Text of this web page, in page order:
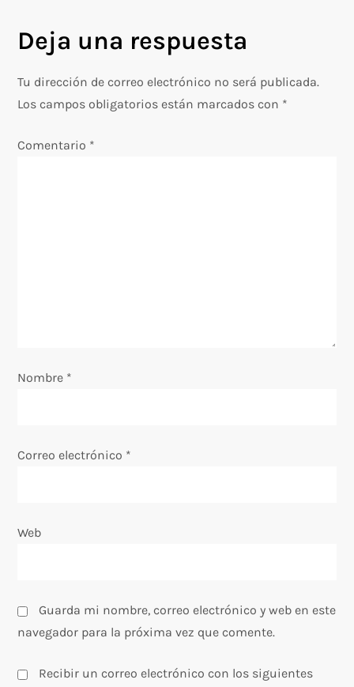
c
i
ó
n
r
d
s
Deja una respuesta
Tu dirección de correo electrónico no será publicada.
Los campos obligatorios están marcados con *
Comentario *
Nombre *
Correo electrónico *
Web
Guarda mi nombre, correo electrónico y web en este
navegador para la próxima vez que comente.
Recibir un correo electrónico con los siguientes